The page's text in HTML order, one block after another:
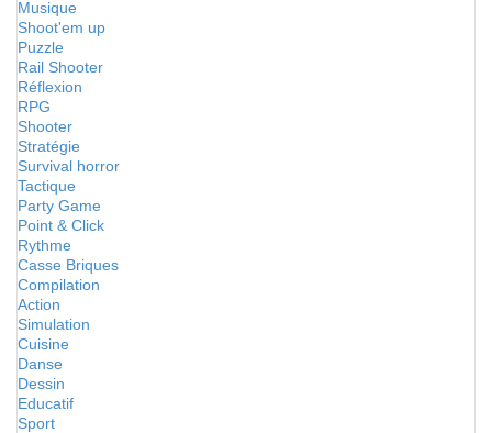
Musique
Shoot'em up
Puzzle
Rail Shooter
Réflexion
RPG
Shooter
Stratégie
Survival horror
Tactique
Party Game
Point & Click
Rythme
Casse Briques
Compilation
Action
Simulation
Cuisine
Danse
Dessin
Educatif
Sport